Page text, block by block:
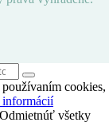
Odmietnúť všetky